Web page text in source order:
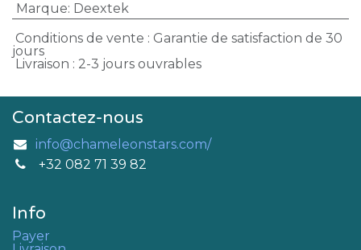
Marque: Deextek
Conditions de vente : Garantie de satisfaction de 30
jours
Livraison : 2-3 jours ouvrables
Contactez-nous
info@chameleonstars.com/
+32 082 71 39 82
Info
Payer